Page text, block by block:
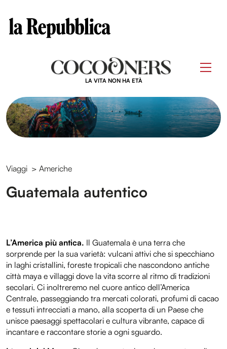
LA VITA NON HA ETÀ
Viaggi > Americhe
Guatemala autentico
L’America più antica. Il Guatemala è una terra che
sorprende per la sua varietà: vulcani attivi che si specchiano
in laghi cristallini, foreste tropicali che nascondono antiche
città maya e villaggi dove la vita scorre al ritmo di tradizioni
secolari. Ci inoltreremo nel cuore antico dell’America
Centrale, passeggiando tra mercati colorati, profumi di cacao
e tessuti intrecciati a mano, alla scoperta di un Paese che
unisce paesaggi spettacolari e cultura vibrante, capace di
incantare e raccontare storie a ogni sguardo.